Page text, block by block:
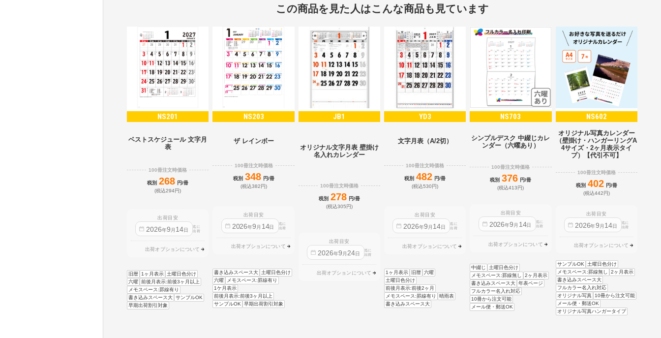
この商品を見た人はこんな商品も見ています
NS201
ベストスケジュール 文字月
表
100冊注文時価格
税別 268 円/冊
(税込294円)
出荷目安
2026年9 月 14日
迄に
出荷
出荷オプションについて
旧暦 1ヶ月表示
土曜日色分け
六曜 前後月表示:前後3ヶ月以上
メモスペース:罫線有り
書き込みスペース大 サンプルOK
早期出荷割引対象
NS203
ザ レインボー
100冊注文時価格
税別 348 円/冊
(税込382円)
出荷目安
2026年9 月 14日
迄に
出荷
出荷オプションについて
書き込みスペース大
土曜日色分け
六曜
メモスペース:罫線有り
1ケ月表示
前後月表示:前後3ヶ月以上
サンプルOK
早期出荷割引対象
JB1
オリジナル文字月表 壁掛け
名入れカレンダー
100冊注文時価格
税別 278 円/冊
(税込305円)
出荷目安
2026年9 月 24日
迄に
出荷
出荷オプションについて
YD3
文字月表（A/2切）
100冊注文時価格
税別 482 円/冊
(税込530円)
出荷目安
2026年9 月 14日
迄に
出荷
出荷オプションについて
1ヶ月表示 旧暦 六曜
土曜日色分け
前後月表示:前後2ヶ月
メモスペース:罫線有り
晴雨表
書き込みスペース大
NS703
シンプルデスク 中綴じカレ
ンダー（六曜あり）
100冊注文時価格
税別 376 円/冊
(税込413円)
出荷目安
2026年9 月 14日
迄に
出荷
出荷オプションについて
中綴じ
土曜日色分け
メモスペース:罫線無し
2ヶ月表示
書き込みスペース大 年表ページ
フルカラー名入れ対応
10冊から注文可能
メール便・郵送OK
NS602
オリジナル写真カレンダー
（壁掛け・ハンガーリングA
4サイズ・2ヶ月表示タイ
プ）【代引不可】
100冊注文時価格
税別 402 円/冊
(税込442円)
出荷目安
2026年9 月 14日
迄に
出荷
出荷オプションについて
サンプルOK 土曜日色分け
メモスペース:罫線無し
2ヶ月表示
書き込みスペース大
フルカラー名入れ対応
オリジナル写真 10冊から注文可能
メール便・郵送OK
オリジナル写真ハンガータイプ